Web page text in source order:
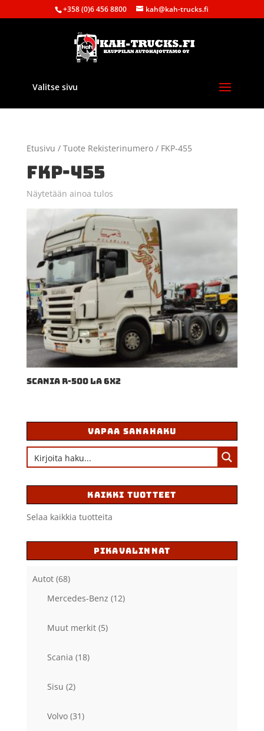
+358 (0)6 456 8800 kah@kah-trucks.fi
Valitse sivu
Etusivu / Tuote Rekisterinumero / FKP-455
FKP-455
Näytetään ainoa tulos
SCANIA R-500 LA 6X2
VAPAA SANAHAKU
KAIKKI TUOTTEET
Selaa kaikkia tuotteita
PIKAVALINNAT
Autot (68)
Mercedes-Benz (12)
Muut merkit (5)
Scania (18)
Sisu (2)
Volvo (31)